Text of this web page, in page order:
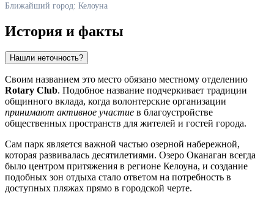
Ближайший город: Келоуна
История и факты
Нашли неточность?
Своим названием это место обязано местному отделению
Rotary Club. Подобное название подчеркивает традиции
общинного вклада, когда волонтерские организации
принимают активное участие в благоустройстве
общественных пространств для жителей и гостей города.
Сам парк является важной частью озерной набережной,
которая развивалась десятилетиями. Озеро Оканаган всегда
было центром притяжения в регионе Келоуна, и создание
подобных зон отдыха стало ответом на потребность в
доступных пляжах прямо в городской черте.